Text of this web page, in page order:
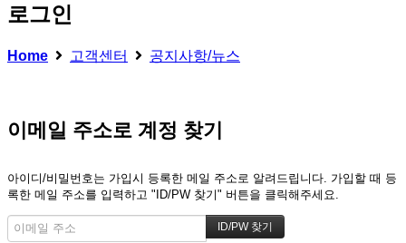
로그인
Home 고객센터 공지사항/뉴스
이메일 주소로 계정 찾기
아이디/비밀번호는 가입시 등록한 메일 주소로 알려드립니다. 가입할 때 등
록한 메일 주소를 입력하고 "ID/PW 찾기" 버튼을 클릭해주세요.